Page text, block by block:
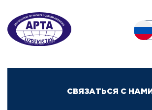
СВЯЗАТЬСЯ С НАМИ